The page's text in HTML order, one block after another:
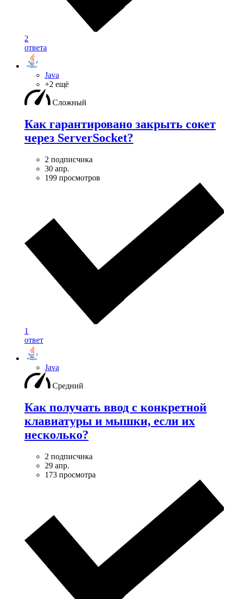
2
ответа
Java
+2 ещё
Сложный
Как гарантировано закрыть сокет
через ServerSocket?
2 подписчика
30 апр.
199 просмотров
1
ответ
Java
Средний
Как получать ввод с конкретной
клавиатуры и мышки, если их
несколько?
2 подписчика
29 апр.
173 просмотра